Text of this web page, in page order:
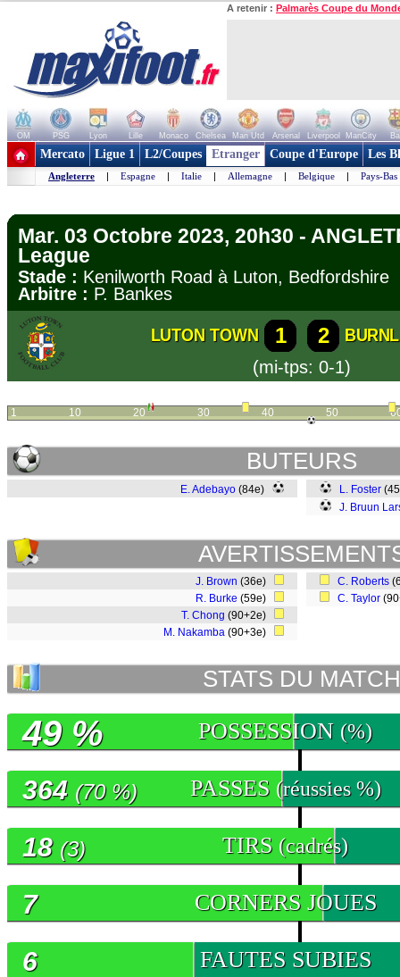
A retenir : Palmarès Coupe du
OM PSG Lyon Lille Monaco Chelsea Man Utd Arsenal Liverpool ManCity
+ de clubs
Mercato Ligue 1 L2/Coupes Etranger Coupe d'Europe Les
Angleterre | Espagne | Italie | Allemagne | Belgique | Pays-Bas
Mar. 03 Octobre 2023, 20h30 -
League
Stade : Kenilworth Road à Luton,
Arbitre : P. Bankes
LUTON TOWN 1 2
(mi-tps: 0-1)
1 10 20 30 40 50
BUTEURS
E. Adebayo (84e) L. Foster
J. Bruun
J. Brown (36e)
R. Burke (59e)
T. Chong (90+2e)
M. Nakamba (90+3e)
C. Roberts
C. Taylor
STATS DU MATCH
POSSESSION (%)
49 %
PASSES (réussies %)
364 (70 %)
TIRS (cadrés)
18 (3)
CORNERS JOUES
7
FAUTES SUBIES
6